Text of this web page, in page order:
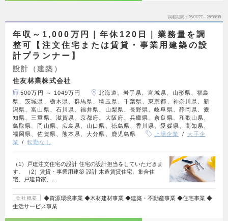
掲載期間 26/07/27～26/08/09
年収～1,000万円｜年休120日｜業務量を調
整可【注文住宅または賃貸・事業用建築の設
計プランナー】
設計（建築）
住友林業株式会社
500万円 ～ 1049万円
北海道、岩手県、宮城県、山形県、福島
県、茨城県、栃木県、群馬県、埼玉県、千葉県、東京都、神奈川県、新
潟県、富山県、石川県、福井県、山梨県、長野県、岐阜県、静岡県、愛
知県、三重県、滋賀県、京都府、大阪府、兵庫県、奈良県、和歌山県、
鳥取県、岡山県、広島県、山口県、徳島県、香川県、愛媛県、高知県、
福岡県、佐賀県、熊本県、大分県、鹿児島県
上場企業
大手企
業
転勤なし
（1）戸建注文住宅の設計 住宅の設計担当をしていただきま
す。 （2）賃貸・事業用建築 設計 木造賃貸住宅、集合住
宅、戸建貸家、…
会社概要
◆資源環境事業 ◆木材建材事業 ◆建築・不動産事業 ◆住宅事業 ◆
生活サービス事業